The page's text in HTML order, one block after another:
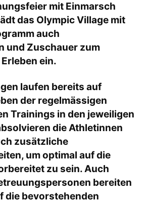
mit Einmarsch
das Olympic Village mit
auch
und Zuschauer zum
ein.
laufen bereits auf
der regelmässigen
Trainings in den jeweiligen
die Athletinnen
zusätzliche
um optimal auf die
zu sein. Auch
bereiten
die bevorstehenden